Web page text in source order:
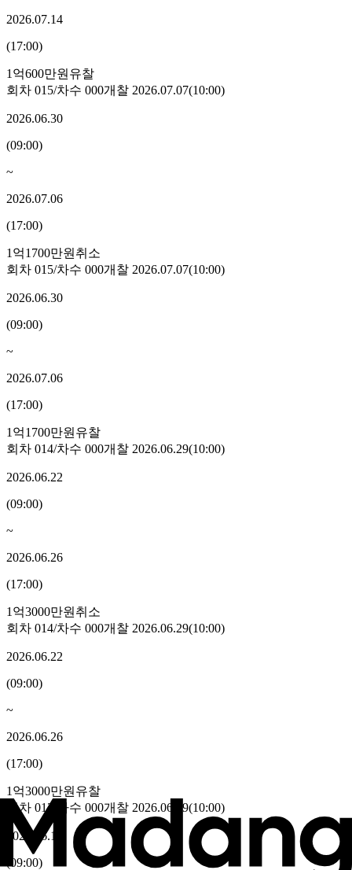
2026.07.14
(17:00)
1억600만원 유찰
회차 015/차수 000개찰 2026.07.07(10:00)
2026.06.30
(09:00)
~
2026.07.06
(17:00)
1억1700만원 취소
회차 015/차수 000개찰 2026.07.07(10:00)
2026.06.30
(09:00)
~
2026.07.06
(17:00)
1억1700만원 유찰
회차 014/차수 000개찰 2026.06.29(10:00)
2026.06.22
(09:00)
~
2026.06.26
(17:00)
1억3000만원 취소
회차 014/차수 000개찰 2026.06.29(10:00)
2026.06.22
(09:00)
~
2026.06.26
(17:00)
1억3000만원 유찰
회차 013 /차수 000개찰 2026.06.19(10:00)
2026.06.12
09:00)